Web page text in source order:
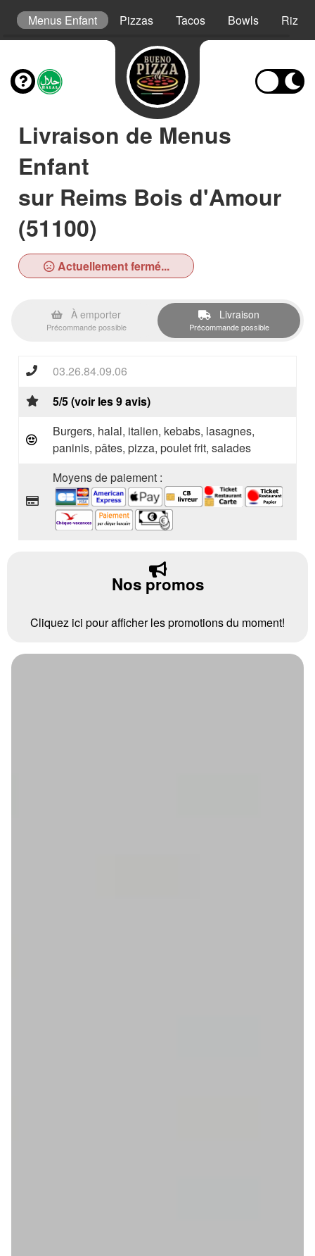
Menus Enfant Pizzas Tacos Bowls Riz
Livraison de Menus
Enfant
sur Reims Bois d'Amour
(51100)
Actuellement fermé...
À emporter
Précommande possible
Livraison
Précommande possible
03.26.84.09.06
5/5 (voir les 9 avis)
Burgers, halal, italien, kebabs, lasagnes,
paninis, pâtes, pizza, poulet frit, salades
Moyens de paiement :
Nos promos
Cliquez ici pour afficher les promotions du moment!